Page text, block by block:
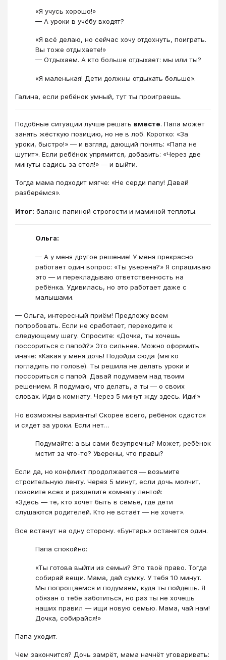
«Я учусь хорошо!»
— А уроки в учёбу входят?
«Я всё делаю, но сейчас хочу отдохнуть, поиграть.
Вы тоже отдыхаете!»
— Отдыхаем. А кто больше отдыхает: мы или ты?
«Я маленькая! Дети должны отдыхать больше».
Галина, если ребёнок умный, тут ты проиграешь.
Подобные ситуации лучше решать вместе. Папа может
занять жёсткую позицию, но не в лоб. Коротко: «За
уроки, быстро!» — и взгляд, дающий понять: «Папа не
шутит». Если ребёнок упрямится, добавить: «Через две
минуты садись за стол!» — и выйти.
Тогда мама подходит мягче: «Не серди папу! Давай
разберёмся».
Итог: баланс папиной строгости и маминой теплоты.
Ольга:
— А у меня другое решение! У меня прекрасно
работает один вопрос: «Ты уверена?» Я спрашиваю
это — и перекладываю ответственность на
ребёнка. Удивилась, но это работает даже с
малышами.
— Ольга, интересный приём! Предложу всем
попробовать. Если не сработает, переходите к
следующему шагу. Спросите: «Дочка, ты хочешь
поссориться с папой?» Это сильнее. Можно оформить
иначе: «Какая у меня дочь! Подойди сюда (мягко
погладить по голове). Ты решила не делать уроки и
поссориться с папой. Давай подумаем над твоим
решением. Я подумаю, что делать, а ты — о своих
словах. Иди в комнату. Через 5 минут жду здесь. Иди!»
Но возможны варианты! Скорее всего, ребёнок сдастся
и сядет за уроки. Если нет…
Подумайте: а вы сами безупречны? Может, ребёнок
мстит за что-то? Уверены, что правы?
Если да, но конфликт продолжается — возьмите
строительную ленту. Через 5 минут, если дочь молчит,
позовите всех и разделите комнату лентой:
«Здесь — те, кто хочет быть в семье, где дети
слушаются родителей. Кто не встаёт — не хочет».
Все встанут на одну сторону. «Бунтарь» останется один.
Папа спокойно:
«Ты готова выйти из семьи? Это твоё право. Тогда
собирай вещи. Мама, дай сумку. У тебя 10 минут.
Мы попрощаемся и подумаем, куда ты пойдёшь. Я
обязан о тебе заботиться, но раз ты не хочешь
наших правил — ищи новую семью. Мама, чай нам!
Дочка, собирайся!»
Папа уходит.
Чем закончится? Дочь замрёт, мама начнёт уговаривать: